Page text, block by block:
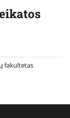
fakultetas